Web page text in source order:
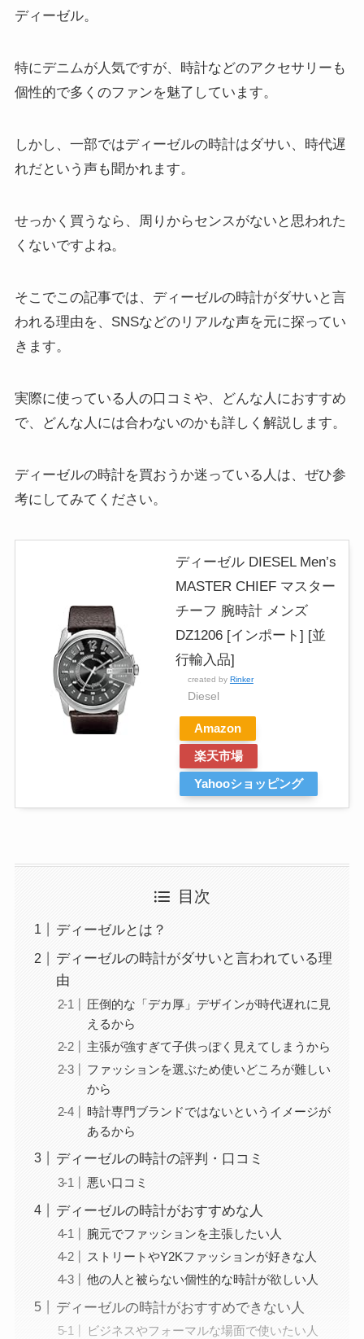
ディーゼル。
特にデニムが人気ですが、時計などのアクセサリーも
個性的で多くのファンを魅了しています。
しかし、一部ではディーゼルの時計はダサい、時代遅
れだという声も聞かれます。
せっかく買うなら、周りからセンスがないと思われた
くないですよね。
そこでこの記事では、ディーゼルの時計がダサいと言
われる理由を、SNSなどのリアルな声を元に探ってい
きます。
実際に使っている人の口コミや、どんな人におすすめ
で、どんな人には合わないのかも詳しく解説します。
ディーゼルの時計を買おうか迷っている人は、ぜひ参
考にしてみてください。
ディーゼル DIESEL Men’s
MASTER CHIEF マスター
チーフ 腕時計 メンズ
DZ1206 [インポート] [並
行輸入品]
created by Rinker
Diesel
Amazon
楽天市場
Yahooショッピング
目次
ディーゼルとは？
ディーゼルの時計がダサいと言われている理
由
圧倒的な「デカ厚」デザインが時代遅れに見
えるから
主張が強すぎて子供っぽく見えてしまうから
ファッションを選ぶため使いどころが難しい
から
時計専門ブランドではないというイメージが
あるから
ディーゼルの時計の評判・口コミ
悪い口コミ
ディーゼルの時計がおすすめな人
腕元でファッションを主張したい人
ストリートやY2Kファッションが好きな人
他の人と被らない個性的な時計が欲しい人
ディーゼルの時計がおすすめできない人
ビジネスやフォーマルな場面で使いたい人